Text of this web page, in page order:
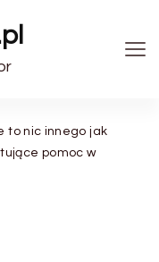
to nic innego jak
pomoc w